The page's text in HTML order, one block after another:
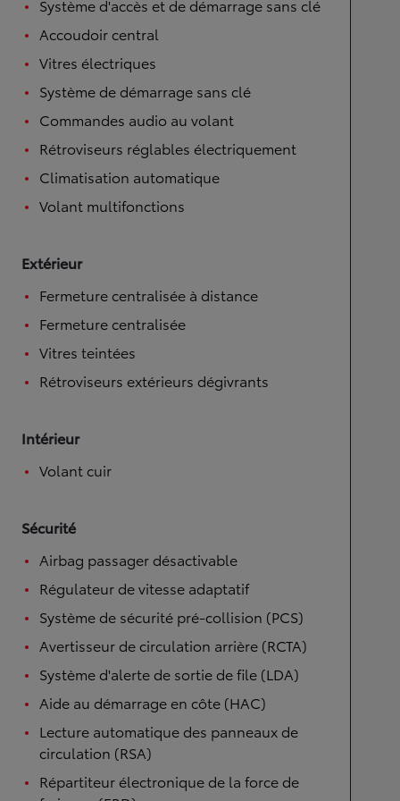
Système d'accès et de démarrage sans clé
Accoudoir central
Vitres électriques
Système de démarrage sans clé
Commandes audio au volant
Rétroviseurs réglables électriquement
Climatisation automatique
Volant multifonctions
Extérieur
Fermeture centralisée à distance
Fermeture centralisée
Vitres teintées
Rétroviseurs extérieurs dégivrants
Intérieur
Volant cuir
Sécurité
Airbag passager désactivable
Régulateur de vitesse adaptatif
Système de sécurité pré-collision (PCS)
Avertisseur de circulation arrière (RCTA)
Système d'alerte de sortie de file (LDA)
Aide au démarrage en côte (HAC)
Lecture automatique des panneaux de
circulation (RSA)
Répartiteur électronique de la force de